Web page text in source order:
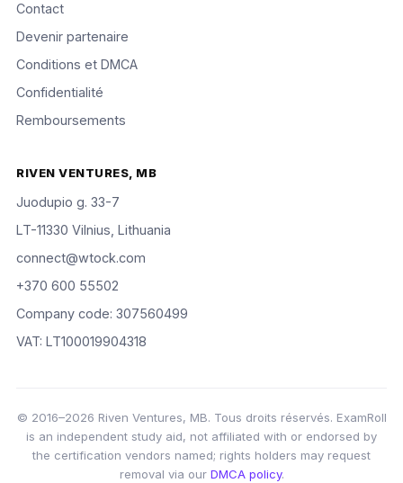
Contact
Devenir partenaire
Conditions et DMCA
Confidentialité
Remboursements
RIVEN VENTURES, MB
Juodupio g. 33-7
LT-11330 Vilnius, Lithuania
connect@wtock.com
+370 600 55502
Company code: 307560499
VAT: LT100019904318
© 2016–2026 Riven Ventures, MB. Tous droits réservés. ExamRoll
is an independent study aid, not affiliated with or endorsed by
the certification vendors named; rights holders may request
removal via our DMCA policy.